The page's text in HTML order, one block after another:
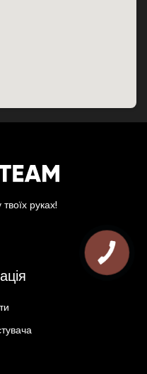
руках!